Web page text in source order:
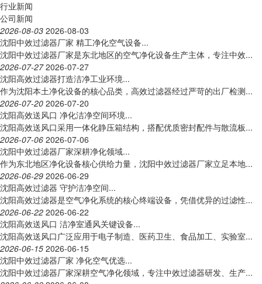
行业新闻
公司新闻
2026-08-03 2026-08-03
沈阳中效过滤器厂家 精工净化空气设备...
沈阳中效过滤器厂家是东北地区的空气净化设备生产主体，专注中效...
2026-07-27 2026-07-27
沈阳高效过滤器打造洁净工业环境...
作为沈阳本土净化设备的核心品类，高效过滤器经过严苛的出厂检测...
2026-07-20 2026-07-20
沈阳高效送风口 净化洁净空间环境...
沈阳高效送风口采用一体化静压箱结构，搭配优质密封配件与散流板...
2026-07-06 2026-07-06
沈阳中效过滤器厂家深耕净化领域...
作为东北地区净化设备核心供给力量，沈阳中效过滤器厂家立足本地...
2026-06-29 2026-06-29
沈阳高效过滤器 守护洁净空间...
沈阳高效过滤器是空气净化系统的核心终端设备，凭借优异的过滤性...
2026-06-22 2026-06-22
沈阳高效送风口 洁净室通风关键设备...
沈阳高效送风口广泛应用于电子制造、医药卫生、食品加工、实验室...
2026-06-15 2026-06-15
沈阳中效过滤器厂家 净化空气优选...
沈阳中效过滤器厂家深耕空气净化领域，专注中效过滤器研发、生产...